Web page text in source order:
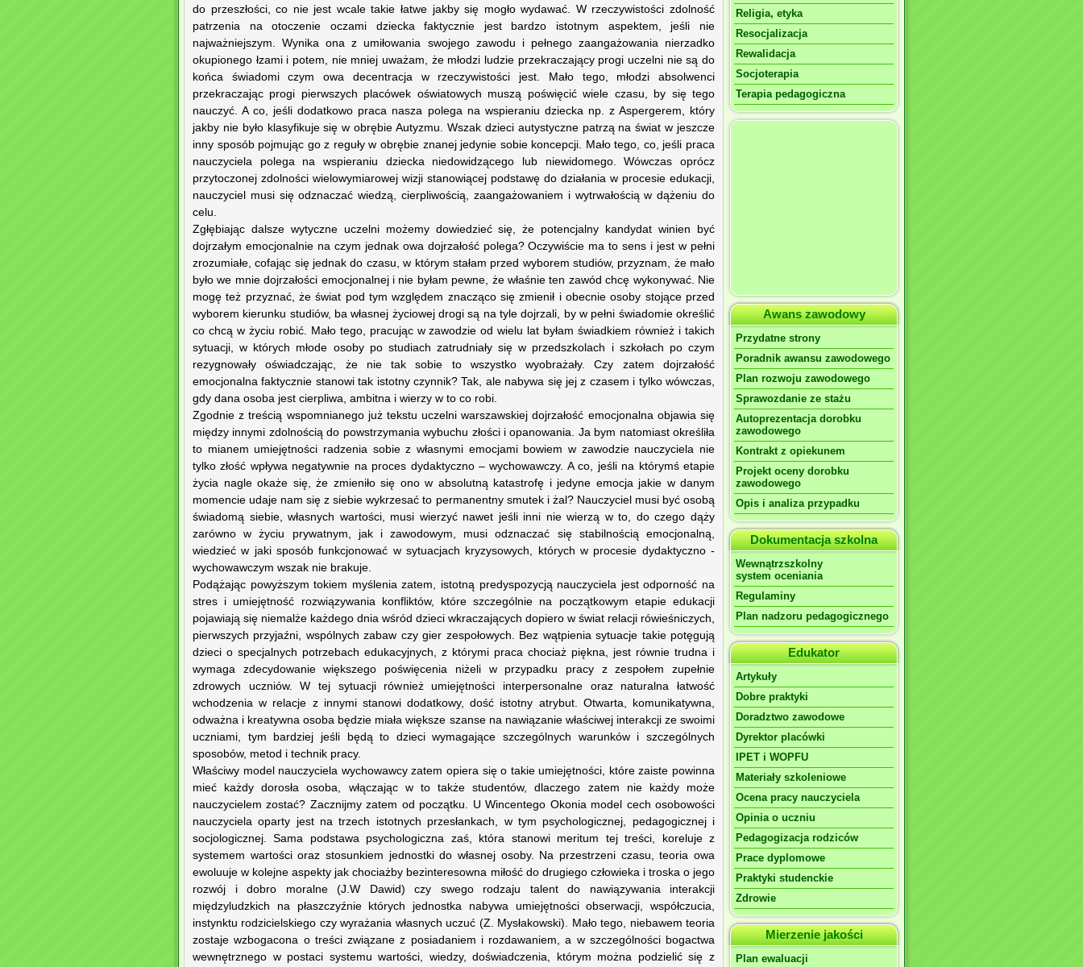
do przeszłości, co nie jest wcale takie łatwe jakby się mogło wydawać. W rzeczywistości zdolność
patrzenia na otoczenie oczami dziecka faktycznie jest bardzo istotnym aspektem, jeśli nie
najważniejszym. Wynika ona z umiłowania swojego zawodu i pełnego zaangażowania nierzadko
okupionego łzami i potem, nie mniej uważam, że młodzi ludzie przekraczający progi uczelni nie są do
końca świadomi czym owa decentracja w rzeczywistości jest. Mało tego, młodzi absolwenci
przekraczając progi pierwszych placówek oświatowych muszą poświęcić wiele czasu, by się tego
nauczyć. A co, jeśli dodatkowo praca nasza polega na wspieraniu dziecka np. z Aspergerem, który
jakby nie było klasyfikuje się w obrębie Autyzmu. Wszak dzieci autystyczne patrzą na świat w jeszcze
inny sposób pojmując go z reguły w obrębie znanej jedynie sobie koncepcji. Mało tego, co, jeśli praca
nauczyciela polega na wspieraniu dziecka niedowidzącego lub niewidomego. Wówczas oprócz
przytoczonej zdolności wielowymiarowej wizji stanowiącej podstawę do działania w procesie edukacji,
nauczyciel musi się odznaczać wiedzą, cierpliwością, zaangażowaniem i wytrwałością w dążeniu do
celu.
Zgłębiając dalsze wytyczne uczelni możemy dowiedzieć się, że potencjalny kandydat winien być
dojrzałym emocjonalnie na czym jednak owa dojrzałość polega? Oczywiście ma to sens i jest w pełni
zrozumiałe, cofając się jednak do czasu, w którym stałam przed wyborem studiów, przyznam, że mało
było we mnie dojrzałości emocjonalnej i nie byłam pewne, że właśnie ten zawód chcę wykonywać. Nie
mogę też przyznać, że świat pod tym względem znacząco się zmienił i obecnie osoby stojące przed
wyborem kierunku studiów, ba własnej życiowej drogi są na tyle dojrzali, by w pełni świadomie określić
co chcą w życiu robić. Mało tego, pracując w zawodzie od wielu lat byłam świadkiem również i takich
sytuacji, w których młode osoby po studiach zatrudniały się w przedszkolach i szkołach po czym
rezygnowały oświadczając, że nie tak sobie to wszystko wyobrażały. Czy zatem dojrzałość
emocjonalna faktycznie stanowi tak istotny czynnik? Tak, ale nabywa się jej z czasem i tylko wówczas,
gdy dana osoba jest cierpliwa, ambitna i wierzy w to co robi.
Zgodnie z treścią wspomnianego już tekstu uczelni warszawskiej dojrzałość emocjonalna objawia się
między innymi zdolnością do powstrzymania wybuchu złości i opanowania. Ja bym natomiast określiła
to mianem umiejętności radzenia sobie z własnymi emocjami bowiem w zawodzie nauczyciela nie
tylko złość wpływa negatywnie na proces dydaktyczno – wychowawczy. A co, jeśli na którymś etapie
życia nagle okaże się, że zmieniło się ono w absolutną katastrofę i jedyne emocja jakie w danym
momencie udaje nam się z siebie wykrzesać to permanentny smutek i żal? Nauczyciel musi być osobą
świadomą siebie, własnych wartości, musi wierzyć nawet jeśli inni nie wierzą w to, do czego dąży
zarówno w życiu prywatnym, jak i zawodowym, musi odznaczać się stabilnością emocjonalną,
wiedzieć w jaki sposób funkcjonować w sytuacjach kryzysowych, których w procesie dydaktyczno -
wychowawczym wszak nie brakuje.
Podążając powyższym tokiem myślenia zatem, istotną predyspozycją nauczyciela jest odporność na
stres i umiejętność rozwiązywania konfliktów, które szczególnie na początkowym etapie edukacji
pojawiają się niemalże każdego dnia wśród dzieci wkraczających dopiero w świat relacji rówieśniczych,
pierwszych przyjaźni, wspólnych zabaw czy gier zespołowych. Bez wątpienia sytuacje takie potęgują
dzieci o specjalnych potrzebach edukacyjnych, z którymi praca chociaż piękna, jest równie trudna i
wymaga zdecydowanie większego poświęcenia niżeli w przypadku pracy z zespołem zupełnie
zdrowych uczniów. W tej sytuacji również umiejętności interpersonalne oraz naturalna łatwość
wchodzenia w relacje z innymi stanowi dodatkowy, dość istotny atrybut. Otwarta, komunikatywna,
odważna i kreatywna osoba będzie miała większe szanse na nawiązanie właściwej interakcji ze swoimi
uczniami, tym bardziej jeśli będą to dzieci wymagające szczególnych warunków i szczególnych
sposobów, metod i technik pracy.
Właściwy model nauczyciela wychowawcy zatem opiera się o takie umiejętności, które zaiste powinna
mieć każdy dorosła osoba, włączając w to także studentów, dlaczego zatem nie każdy może
nauczycielem zostać? Zacznijmy zatem od początku. U Wincentego Okonia model cech osobowości
nauczyciela oparty jest na trzech istotnych przesłankach, w tym psychologicznej, pedagogicznej i
socjologicznej. Sama podstawa psychologiczna zaś, która stanowi meritum tej treści, koreluje z
systemem wartości oraz stosunkiem jednostki do własnej osoby. Na przestrzeni czasu, teoria owa
ewoluuje w kolejne aspekty jak chociażby bezinteresowna miłość do drugiego człowieka i troska o jego
rozwój i dobro moralne (J.W Dawid) czy swego rodzaju talent do nawiązywania interakcji
międzyludzkich na płaszczyźnie których jednostka nabywa umiejętności obserwacji, współczucia,
instynktu rodzicielskiego czy wyrażania własnych uczuć (Z. Mysłakowski). Mało tego, niebawem teoria
zostaje wzbogacona o treści związane z posiadaniem i rozdawaniem, a w szczególności bogactwa
wewnętrznego w postaci systemu wartości, wiedzy, doświadczenia, którym można podzielić się z
Religia, etyka
Resocjalizacja
Rewalidacja
Socjoterapia
Terapia pedagogiczna
Awans zawodowy
Przydatne strony
Poradnik awansu zawodowego
Plan rozwoju zawodowego
Sprawozdanie ze stażu
Autoprezentacja dorobku
zawodowego
Kontrakt z opiekunem
Projekt oceny dorobku
zawodowego
Opis i analiza przypadku
Dokumentacja szkolna
Wewnątrzszkolny
system oceniania
Regulaminy
Plan nadzoru pedagogicznego
Edukator
Artykuły
Dobre praktyki
Doradztwo zawodowe
Dyrektor placówki
IPET i WOPFU
Materiały szkoleniowe
Ocena pracy nauczyciela
Opinia o uczniu
Pedagogizacja rodziców
Prace dyplomowe
Praktyki studenckie
Zdrowie
Mierzenie jakości
Plan ewaluacji